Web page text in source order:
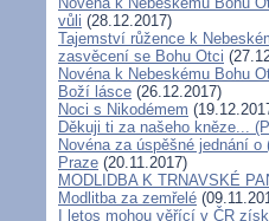
vůli (28.12.2017)
Tajemství růžence k
zasvěcení se Bohu Otci
Novéna k Nebeskému Bohu
Boží lásce (26.12.2017)
Noci s Nikodémem
Děkuji ti za našeho kněze...
Novéna za úspěšné jednání
Praze (20.11.2017)
MODLIDBA K TRNAVSKÉ
Modlitba za zemřelé
I letos mohou věřící v ČR